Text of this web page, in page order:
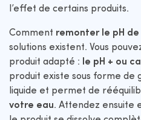
l’effet de certains produits.
Comment remonter le pH
solutions existent. Vous
produit adapté :
le pH + ou
produit existe sous forme de
liquide et permet de
votre eau. Attendez ensuite